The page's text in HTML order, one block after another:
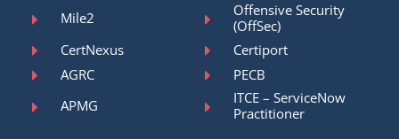
Mile2
Offensive Security
(OffSec)
CertNexus
Certiport
AGRC
PECB
APMG
ITCE – ServiceNow
Practitioner